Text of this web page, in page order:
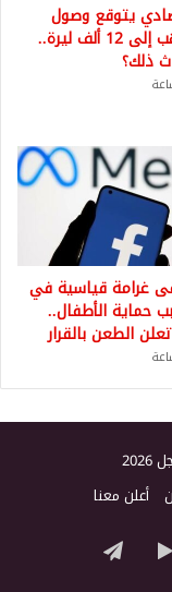
يتوقع وصول
غرام الذهب إلى 12 ألف ليرة..
ذلك؟
غرامة قياسية في
حماية الأطفال..
الطعن بالقرار
أعلن معنا
‏Googleتيلقرام